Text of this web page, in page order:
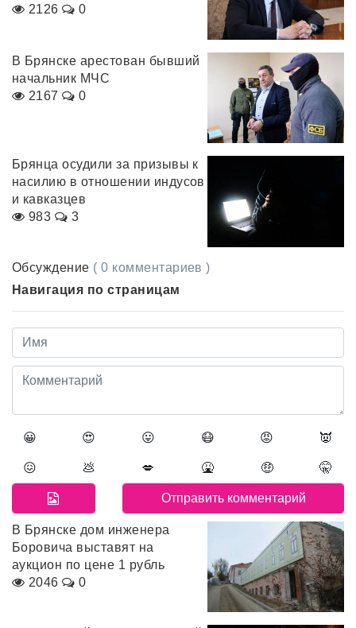
2126
0
В Брянске арестован бывший
начальник МЧС
2167
0
Брянца осудили за призывы к
насилию в отношении индусов
и кавказцев
983
3
Обсуждение ( 0 комментариев )
Навигация по страницам
😀 😍 😛 😷 😡 👿
😖 💩 💋 🤮 🤑 🤫
В Брянске дом инженера
Боровича выставят на
аукцион по цене 1 рубль
2046
0